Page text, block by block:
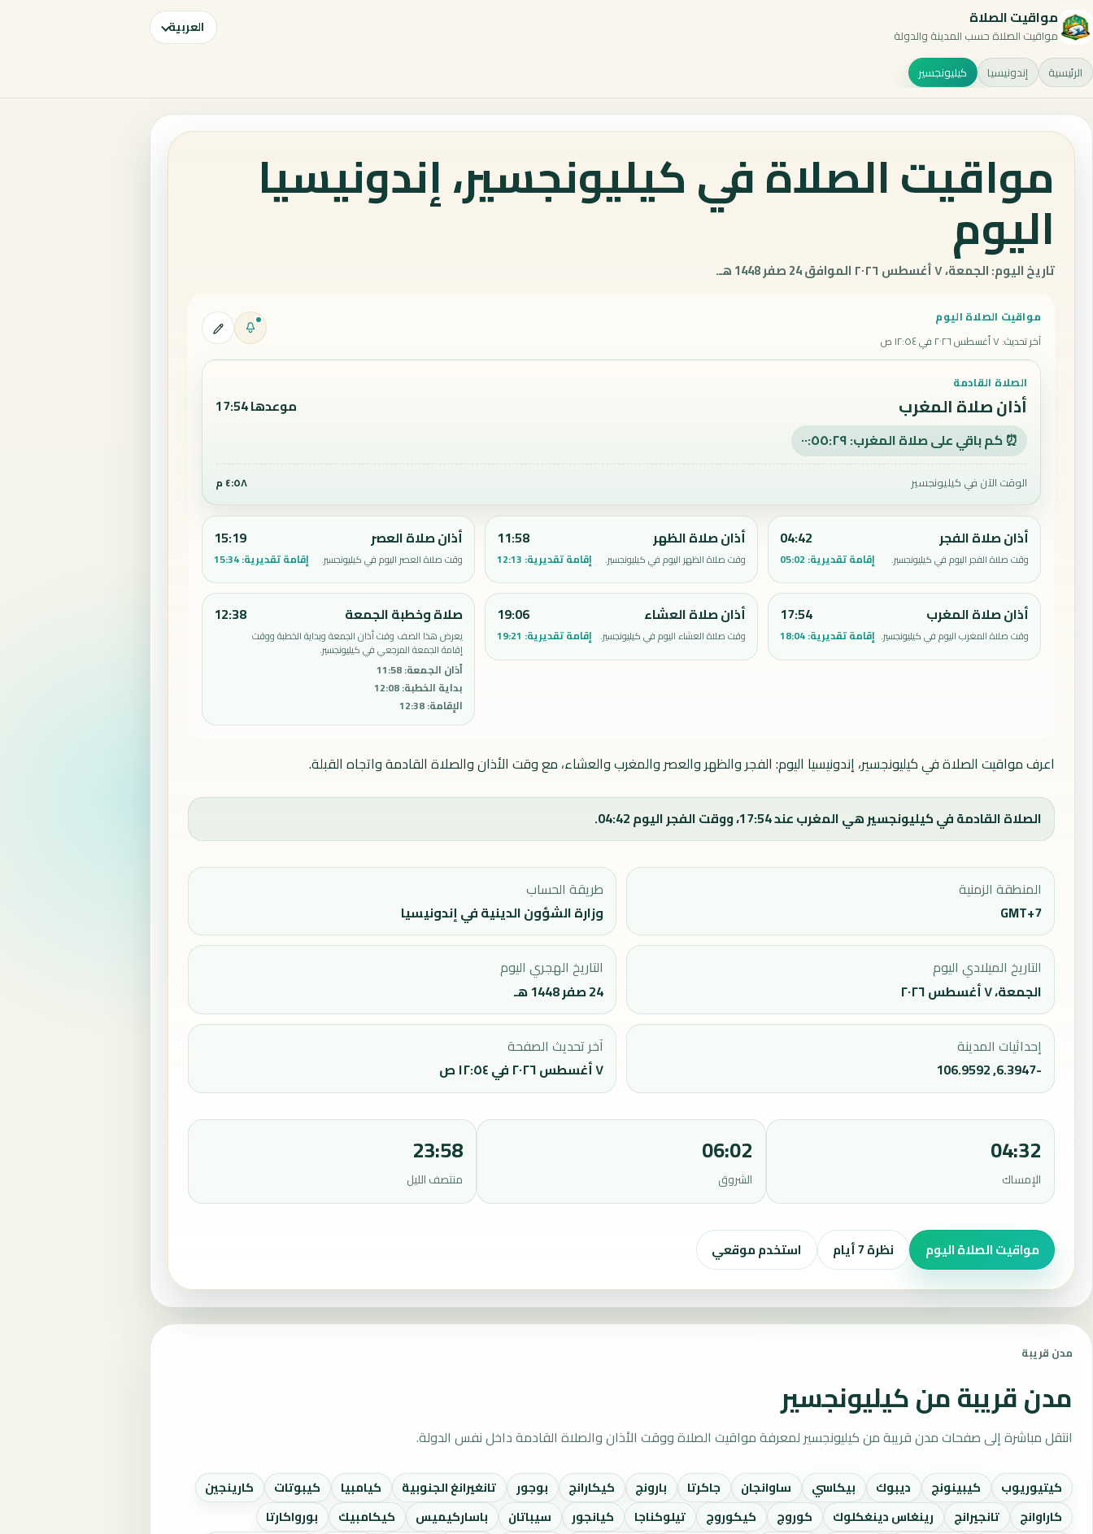
مواقيت الصلاة
مواقيت الصلاة حسب المدينة والدولة العربية
الرئيسية إندونيسيا كيليونجسير
مواقيت الصلاة في كيليونجسير، إندونيسيا
اليوم
تاريخ اليوم: الجمعة، ٧ أغسطس ٢٠٢٦ الموافق 24 صفر 1448 هـ.
مواقيت الصلاة اليوم
آخر تحديث:٧ أغسطس ٢٠٢٦ في ١٢:٥٤ ص
الصلاة القادمة
أذان صلاة المغرب موعدها 17:54
⏰ كم باقي على صلاة المغرب: ٠٠:٥٥:٢٨
الوقت الآن في كيليونجسير ٤:٥٨ م
أذان صلاة الفجر
وقت صلاة الفجر اليوم في كيليونجسير.
04:42
إقامة تقديرية: 05:02
أذان صلاة الظهر
وقت صلاة الظهر اليوم في كيليونجسير.
11:58
إقامة تقديرية: 12:13
أذان صلاة العصر
وقت صلاة العصر اليوم في كيليونجسير.
15:19
إقامة تقديرية:15:34
أذان صلاة المغرب
وقت صلاة المغرب اليوم في كيليونجسير.
17:54
إقامة تقديرية:18:04
أذان صلاة العشاء
وقت صلاة العشاء اليوم في كيليونجسير.
19:06
إقامة تقديرية: 19:21
صلاة وخطبة الجمعة
يعرض هذا الصف وقت أذان الجمعة وبداية الخطبة ووقت
إقامة الجمعة المرجعي في كيليونجسير.
أذان الجمعة:
11:58
بداية الخطبة:
12:08
الإقامة:
12:38
12:38
اعرف مواقيت الصلاة في كيليونجسير، إندونيسيا اليوم: الفجر والظهر والعصر والمغرب والعشاء، مع وقت الأذان والصلاة القادمة واتجاه القبلة.
الصلاة القادمة في كيليونجسير هي المغرب عند 17:54، ووقت الفجر اليوم 04:42.
المنطقة الزمنية
GMT+7
طريقة الحساب
وزارة الشؤون الدينية في إندونيسيا
التاريخ الميلادي اليوم
الجمعة، ٧ أغسطس ٢٠٢٦
التاريخ الهجري اليوم
24 صفر 1448 هـ
إحداثيات المدينة
-6.3947, 106.9592
آخر تحديث الصفحة
٧ أغسطس ٢٠٢٦ في ١٢:٥٤ ص
04:32
الإمساك
06:02
الشروق
23:58
منتصف الليل
مواقيت الصلاة اليوم نظرة 7 أيام استخدم موقعي
مدن قريبة
مدن قريبة من كيليونجسير
انتقل مباشرة إلى صفحات مدن قريبة من كيليونجسير لمعرفة مواقيت الصلاة ووقت الأذان والصلاة القادمة داخل نفس الدولة.
كيتيوريوب كيبينونج ديبوك بيكاسي ساوانجان جاكرتا بارونج كيكارانج بوجور تانغيرانغ الجنوبية كيامبيا كيبوتات
كارينجين
كاراوانج
تانجيرانج رينغاس دينغكلوك كوروج كيكوروج تيلوكناجا كيانجور سيباتان باساركيميس كيكامبيك
بورواكارتا